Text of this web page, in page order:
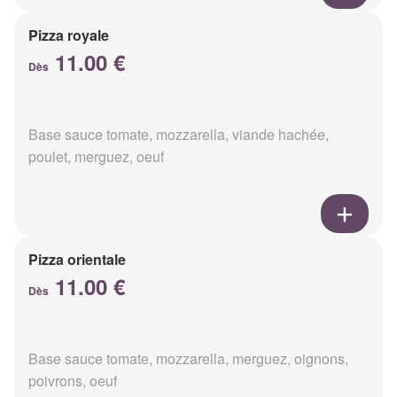
Pizza royale
Dès 11.00 €
Base sauce tomate, mozzarella, viande hachée,
poulet, merguez, oeuf
Pizza orientale
Dès 11.00 €
Base sauce tomate, mozzarella, merguez, oignons,
poivrons, oeuf